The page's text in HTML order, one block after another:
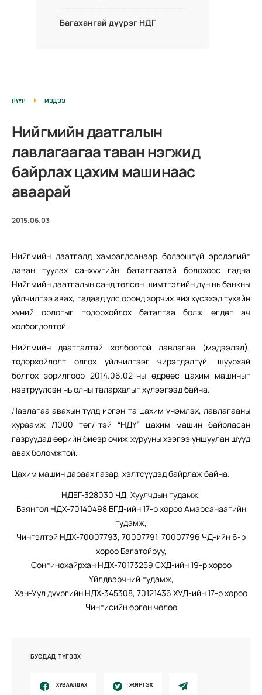
Багахангай дүүрэг НДГ
НҮҮР МЭДЭЭ
Нийгмийн даатгалын
лавлагаагаа таван нэгжид
байрлах цахим машинаас
аваарай
2015.06.03
Нийгмийн даатгалд хамрагдсанаар болзошгүй эрсдэлийг
даван туулах санхүүгийн баталгаатай болохоос гадна
Нийгмийн даатгалын санд төлсөн шимтгэлийн дүн нь банкны
үйлчилгээ авах, гадаад улс оронд зорчих виз хүсэхэд тухайн
хүний орлогыг тодорхойлох баталгаа болж өгдөг ач
холбогдолтой.
Нийгмийн даатгалтай холбоотой лавлагаа (мэдээлэл),
тодорхойлолт олгох үйлчилгээг чирэгдэлгүй, шуурхай
болгох зорилгоор 2014.06.02-ны өдрөөс цахим машиныг
нэвтрүүлсэн нь олны талархалыг хүлээгээд байна.
Лавлагаа авахын тулд иргэн та цахим үнэмлэх, лавлагааны
хураамж /1000 төг/-тэй “НДҮ” цахим машин байрласан
газруудад өөрийн биеэр очиж хурууны хээгээ уншуулан шууд
авах боломжтой.
Цахим машин дараах газар, хэлтсүүдэд байрлаж байна.
НДЕГ-328030 ЧД, Хуулчдын гудамж,
Баянгол НДХ-70140498 БГД-ийн 17-р хороо Амарсанаагийн
гудамж,
Чингэлтэй НДХ-70007793, 70007791, 70007796 ЧД-ийн 6-р
хороо Багатойруу,
Сонгинохайрхан НДХ-70173259 СХД-ийн 19-р хороо
Үйлдвэрчний гудамж,
Хан-Уул дүүргийн НДХ-345308, 70121436 ХУД-ийн 17-р хороо
Чингисийн өргөн чөлөө
БУСДАД ТҮГЭЭХ
ХУВААЛЦАХ ЖИРГЭХ